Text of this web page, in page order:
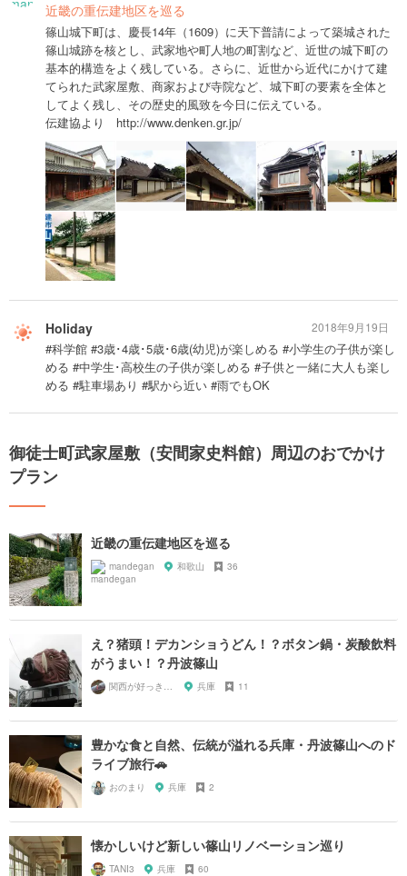
近畿の重伝建地区を巡る
篠山城下町は、慶長14年（1609）に天下普請によって築城された
篠山城跡を核とし、武家地や町人地の町割など、近世の城下町の
基本的構造をよく残している。さらに、近世から近代にかけて建
てられた武家屋敷、商家および寺院など、城下町の要素を全体と
してよく残し、その歴史的風致を今日に伝えている。
伝建協より http://www.denken.gr.jp/
Holiday
#科学館 #3歳･4歳･5歳･6歳(幼児)が楽しめる #小学生の子供が楽し
める #中学生･高校生の子供が楽しめる #子供と一緒に大人も楽し
める #駐車場あり #駅から近い #雨でもOK
2018年9月19日
御徒士町武家屋敷（安間家史料館）周辺のおでかけ
プラン
近畿の重伝建地区を巡る
mandegan 和歌山 36
え？猪頭！デカンショうどん！？ボタン鍋・炭酸飲料
がうまい！？丹波篠山
関西が好っきゃねん 兵庫 11
豊かな食と自然、伝統が溢れる兵庫・丹波篠山へのド
ライブ旅行🚗
おのまり 兵庫 2
懐かしいけど新しい篠山リノベーション巡り
TANI3 兵庫 60